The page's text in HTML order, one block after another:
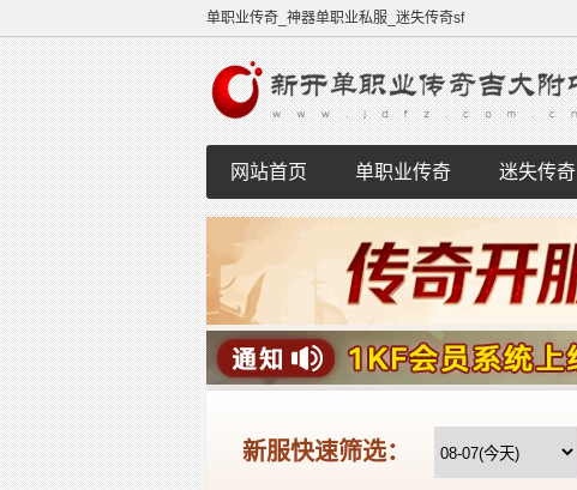
单职业传奇_神器单职业私服_迷失传奇sf
网站首页 单职业传奇 迷失传奇